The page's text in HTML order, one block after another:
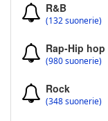
R&B
(132 suonerie)
Rap-Hip hop
(980 suonerie)
Rock
(348 suonerie)